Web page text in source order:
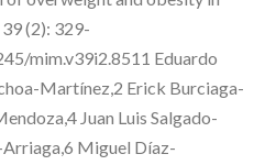
(2): 329-
mim.v39i2.8511 Eduardo
Martínez,2 Erick Burciaga-
Juan Luis Salgado-
Arriaga,6 Miguel Díaz-